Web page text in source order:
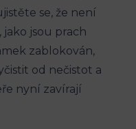
⁣se, že není
jsou prach
⁣zablokován,
od nečistot a
‍nyní zavírají